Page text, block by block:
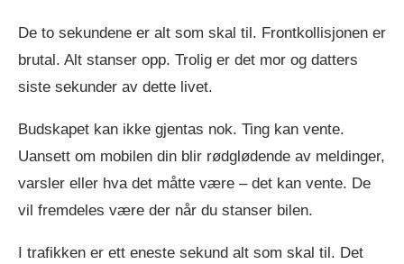
De to sekundene er alt som skal til. Frontkollisjonen er
brutal. Alt stanser opp. Trolig er det mor og datters
siste sekunder av dette livet.
Budskapet kan ikke gjentas nok. Ting kan vente.
Uansett om mobilen din blir rødglødende av meldinger,
varsler eller hva det måtte være – det kan vente. De
vil fremdeles være der når du stanser bilen.
I trafikken er ett eneste sekund alt som skal til. Det